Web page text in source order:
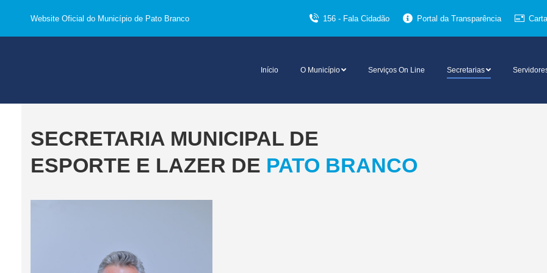
Website Oficial do Município de Pato Branco 156 - Fala Cidadão Portal da Transparência
Início O Município Serviços On Line Secretarias
SECRETARIA MUNICIPAL DE
ESPORTE E LAZER DE PATO BRANCO